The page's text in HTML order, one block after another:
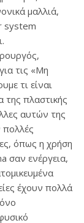
μαλλιά,
system
τις «Μη
τι είναι
της πλαστικής
αυτών της
όπως η χρήση
σαν ενέργεια,
έχουν πολλά